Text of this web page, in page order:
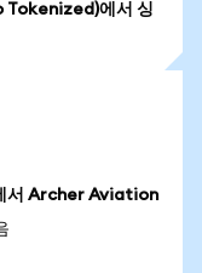
에서 싱
서 Archer Aviation